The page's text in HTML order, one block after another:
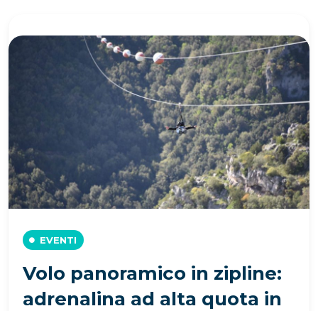
EVENTI
Volo panoramico in zipline:
adrenalina ad alta quota in